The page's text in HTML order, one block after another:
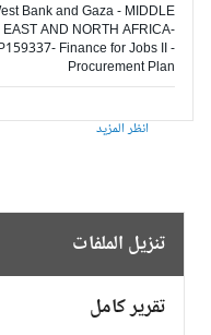
West Bank and Gaza - MIDDLE
EAST AND NORTH AFRICA-
P159337- Finance for Jobs II -
Procurement Plan
انظر المزيد
تنزيل الملفات
تقرير كامل